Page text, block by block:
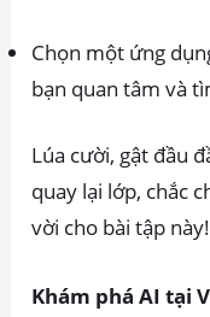
Chọn một ứng
bạn quan tâm và
Lúa cười, gật đầu
quay lại lớp, chắc
vời cho bài tập này!
Khám phá AI tại